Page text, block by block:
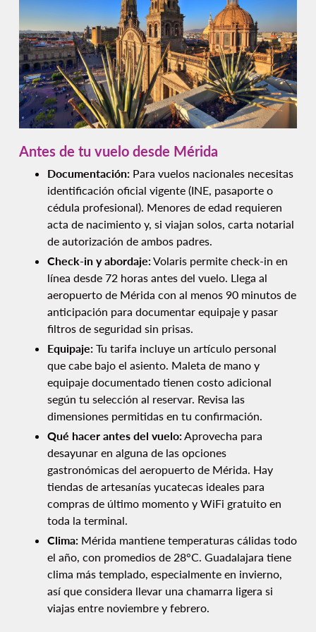
Antes de tu vuelo desde Mérida
Documentación: Para vuelos nacionales necesitas
identificación oficial vigente (INE, pasaporte o
cédula profesional). Menores de edad requieren
acta de nacimiento y, si viajan solos, carta notarial
de autorización de ambos padres.
Check-in y abordaje:Volaris permite check-in en
línea desde 72 horas antes del vuelo. Llega al
aeropuerto de Mérida con al menos 90 minutos de
anticipación para documentar equipaje y pasar
filtros de seguridad sin prisas.
Equipaje: Tu tarifa incluye un artículo personal
que cabe bajo el asiento. Maleta de mano y
equipaje documentado tienen costo adicional
según tu selección al reservar. Revisa las
dimensiones permitidas en tu confirmación.
Qué hacer antes del vuelo:Aprovecha para
desayunar en alguna de las opciones
gastronómicas del aeropuerto de Mérida. Hay
tiendas de artesanías yucatecas ideales para
compras de último momento y WiFi gratuito en
toda la terminal.
Clima: Mérida mantiene temperaturas cálidas todo
el año, con promedios de 28°C. Guadalajara tiene
clima más templado, especialmente en invierno,
así que considera llevar una chamarra ligera si
viajas entre noviembre y febrero.